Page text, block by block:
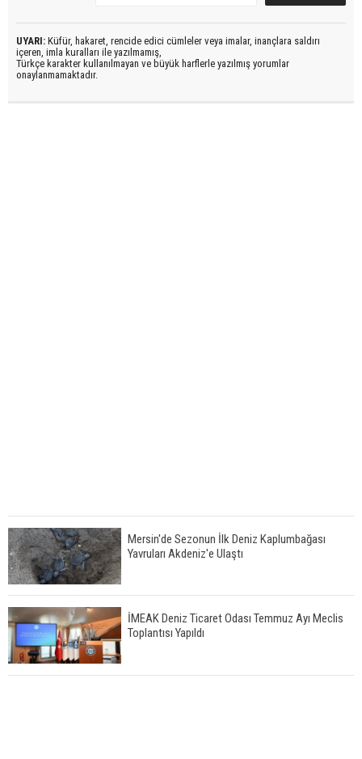
UYARI: Küfür, hakaret, rencide edici cümleler veya imalar, inançlara saldırı
içeren, imla kuralları ile yazılmamış,
Türkçe karakter kullanılmayan ve büyük harflerle yazılmış yorumlar
onaylanmamaktadır.
Mersin'de Sezonun İlk Deniz Kaplumbağası
Yavruları Akdeniz'e Ulaştı
İMEAK Deniz Ticaret Odası Temmuz Ayı Meclis
Toplantısı Yapıldı